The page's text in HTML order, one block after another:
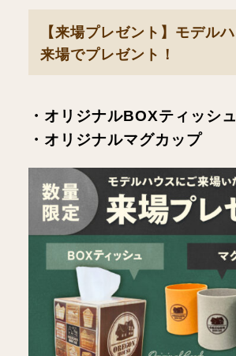
【来場プレゼント】モデル
来場でプレゼント！
・オリジナルBOXティッシュ
・オリジナルマグカップ